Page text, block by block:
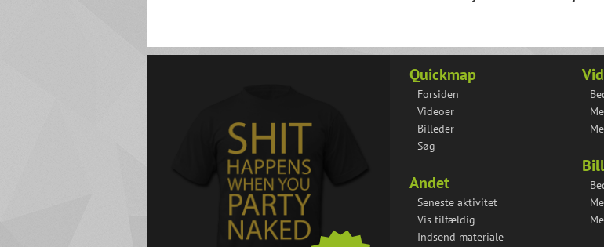
Quickmap
Forsiden
Videoer
Billeder
Søg
Andet
Seneste aktivitet
Vis tilfældig
Indsend materiale